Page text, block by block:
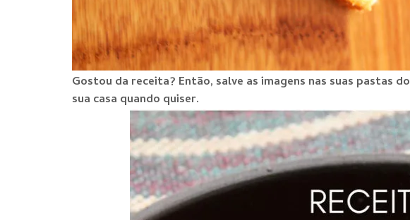
Gostou da receita? Então, salve as imagens nas suas pastas do
sua casa quando quiser.